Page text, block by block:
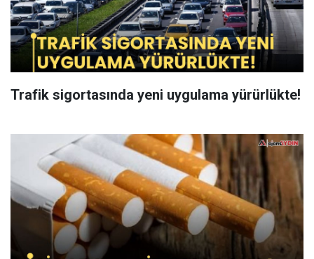
Trafik sigortasında yeni uygulama yürürlükte!